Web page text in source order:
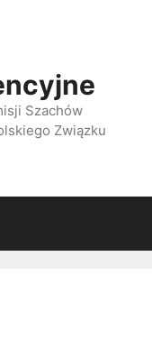
Szachów
Związku